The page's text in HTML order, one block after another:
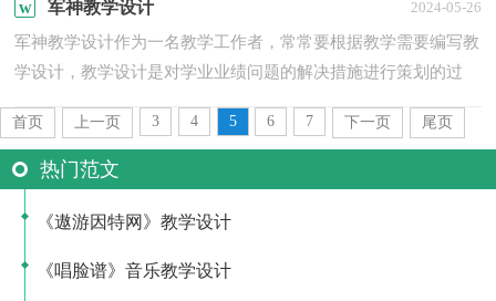
军神教学设计 2024-05-26
军神教学设计作为一名教学工作者，常常要根据教学需要编写教
学设计，教学设计是对学业业绩问题的解决措施进行策划的过
教...
首页 上一页 3 4 5 6 7 下一页 尾页
热门范文
《遨游因特网》教学设计
《唱脸谱》音乐教学设计